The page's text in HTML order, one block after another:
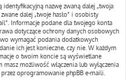
nazwę zwaną dalej „twoja
dalej „twoje hasło” i osobisty
Informacje podane dla twojego konta
dotyczące ochrony danych osobowych
wymagać podania dodatkowych
ich jest konieczne, czy nie. W każdym
o twoim koncie są wyświetlane
możliwość włączenia lub wyłączenia
oprogramowanie phpBB e-maili.